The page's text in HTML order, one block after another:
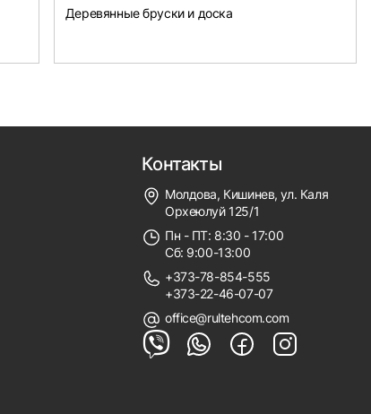
Деревянные бруски и доска
Контакты
Молдова, Кишинев, ул. Каля
Орхеюлуй 125/1
Пн - ПТ: 8:30 - 17:00
Сб: 9:00-13:00
+373-78-854-555
+373-22-46-07-07
office@rultehcom.com